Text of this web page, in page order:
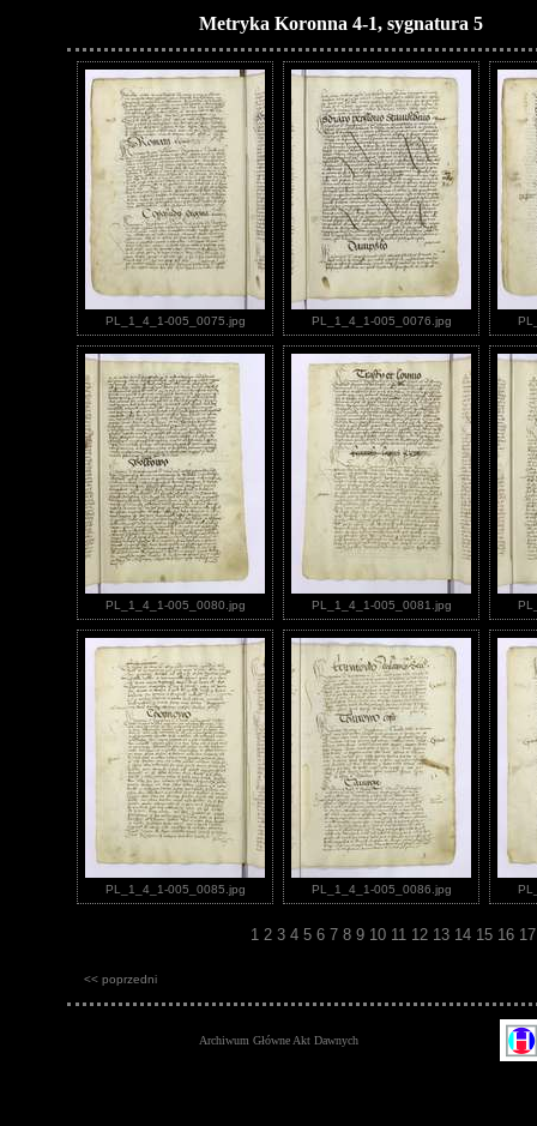
Metryka Koronna 4-1, sygnatura 5
PL_1_4_1-005_0075.jpg PL_1_4_1-005_0076.jpg
PL_1_4_1-005_0080.jpg PL_1_4_1-005_0081.jpg
PL_1_4_1-005_0085.jpg PL_1_4_1-005_0086.jpg
1 2 3 4 5 6 7 8 9 10 11 12 13 14 15 16
<< poprzedni
Archiwum Główne Akt Dawnych